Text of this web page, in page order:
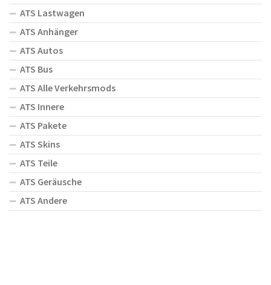
ATS Lastwagen
ATS Anhänger
ATS Autos
ATS Bus
ATS Alle Verkehrsmods
ATS Innere
ATS Pakete
ATS Skins
ATS Teile
ATS Geräusche
ATS Andere